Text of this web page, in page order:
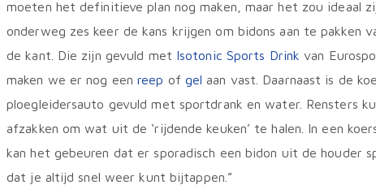
moeten het definitieve plan nog maken, maar het zou ideaal
onderweg zes keer de kans krijgen om bidons aan te pakken
de kant. Die zijn gevuld met Isotonic Sports Drink van
maken we er nog eenreep of gel aan vast. Daarnaast is de
ploegleidersauto gevuld met sportdrank en water. Rensters
afzakken om wat uit de ‘rijdende keuken’ te halen. In een
kan het gebeuren dat er sporadisch een bidon uit de houder
dat je altijd snel weer kunt bijtappen.”